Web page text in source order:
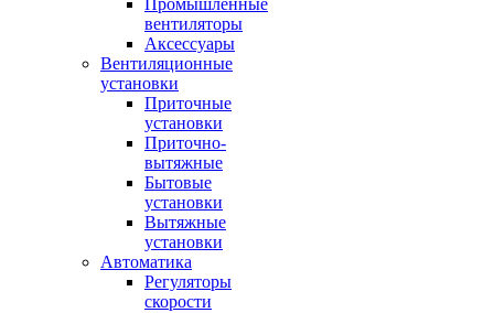
Промышленные
вентиляторы
Аксессуары
Вентиляционные
установки
Приточные
установки
Приточно-
вытяжные
Бытовые
установки
Вытяжные
установки
Автоматика
Регуляторы
скорости